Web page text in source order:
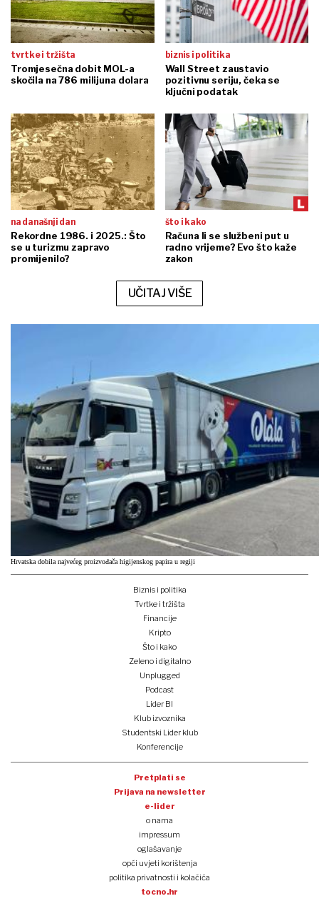
tvrtke i tržišta
Tromjesečna dobit MOL-a
skočila na 786 milijuna dolara
biznis i politika
Wall Street zaustavio
pozitivnu seriju, čeka se
ključni podatak
na današnji dan
Rekordne 1986. i 2025.: Što
se u turizmu zapravo
promijenilo?
što i kako
Računa li se službeni put u
radno vrijeme? Evo što kaže
zakon
UČITAJ VIŠE
Hrvatska dobila najvećeg proizvođača higijenskog papira u regiji
Biznis i politika
Tvrtke i tržišta
Financije
Kripto
Što i kako
Zeleno i digitalno
Unplugged
Podcast
Lider BI
Klub izvoznika
Studentski Lider klub
Konferencije
Pretplati se
Prijava na newsletter
e-lider
o nama
impressum
oglašavanje
opći uvjeti korištenja
politika privatnosti i kolačića
tocno.hr